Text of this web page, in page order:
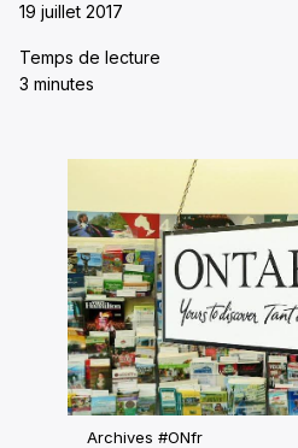
19 juillet 2017
Temps de lecture
3 minutes
Archives #ONfr